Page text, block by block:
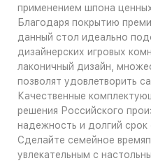
применением шпона
Благодаря покрытию
данный стол идеально
дизайнерских игровых
лаконичный дизайн,
позволят удовлетворить
Качественные
решения Российского
надежность и долгий
Сделайте семейное
увлекательным с